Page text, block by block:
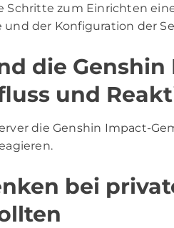
zum Einrichten
der Konfiguration der
die
und
die Genshin Impact-
bei